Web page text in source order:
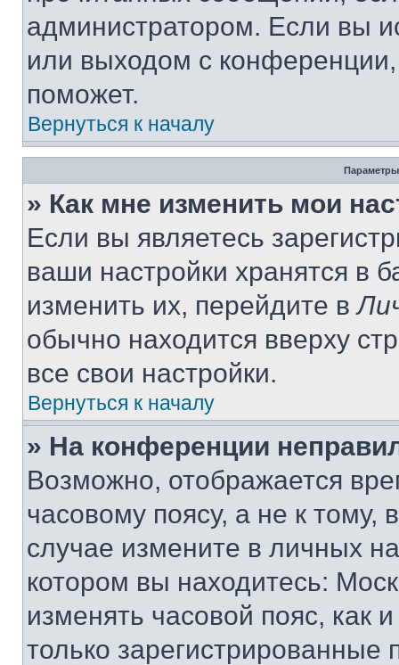
администратором. Если вы
или выходом с
поможет.
Вернуться к началу
Параметры
» Как мне изменить мои
Если вы являетесь
ваши настройки хранятся в
изменить их, перейдите в
обычно находится вверху
все свои настройки.
Вернуться к началу
» На конференции
Возможно, отображается
часовому поясу, а не к тому,
случае измените в личных
котором вы находитесь:
изменять часовой пояс, как
только